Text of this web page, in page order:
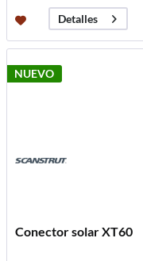
Detalles
NUEVO
Conector solar XT60